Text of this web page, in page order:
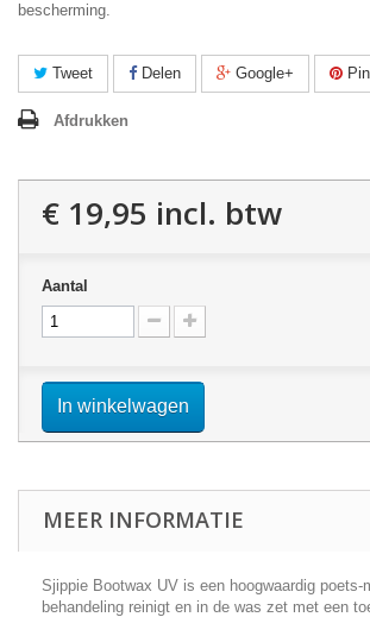
bescherming.
Tweet Delen Google+
Afdrukken
€ 19,95 incl. btw
Aantal
In winkelwagen
MEER INFORMATIE
Sjippie Bootwax UV is een hoogwaardig poets-
behandeling reinigt en in de was zet met een